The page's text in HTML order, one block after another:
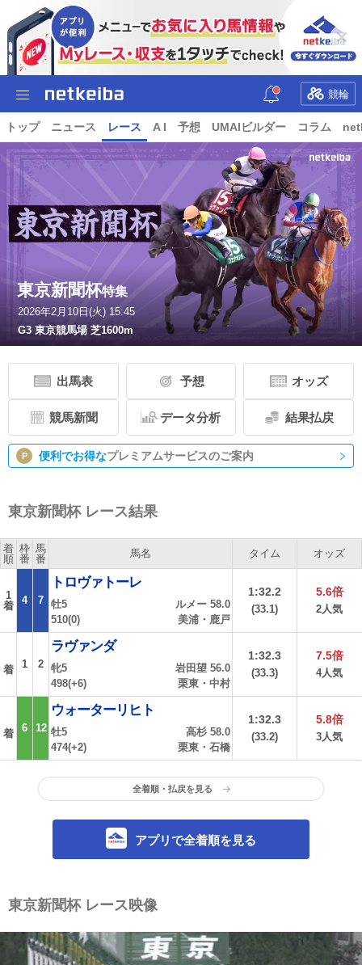
競輪
トップ ニュース レース A I 予想 UMAIビルダー コラム
東京新聞杯特集
2026年2月10日(火) 15:45
G3 東京競馬場 芝1600m
出馬表 予想 オッズ
競馬新聞 データ分析 結果払戻
P 便利でお得なプレミアムサービスのご案内
東京新聞杯 レース結果
着
順
枠
番
馬
番
馬名 タイム オッズ
1
着
4 7
トロヴァトーレ
牡5
510(0)
ルメー 58.0
美浦・鹿戸
1:32.2
(33.1)
5.6倍
2人気
着 1 2
ラヴァンダ
牝5
498(+6)
岩田望 56.0
栗東・中村
1:32.3
(33.3)
7.5倍
4人気
着 6 12
ウォーターリヒト
牡5
474(+2)
高杉 58.0
栗東・石橋
1:32.3
(33.2)
5.8倍
3人気
全着順・払戻を見る
アプリで全着順を見る
東京新聞杯 レース映像